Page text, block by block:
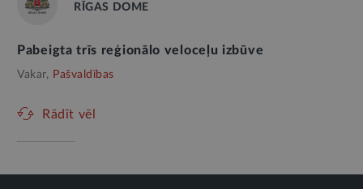
RĪGAS DOME
Pabeigta trīs reģionālo veloceļu izbūve
Vakar, Pašvaldības
Rādīt vēl